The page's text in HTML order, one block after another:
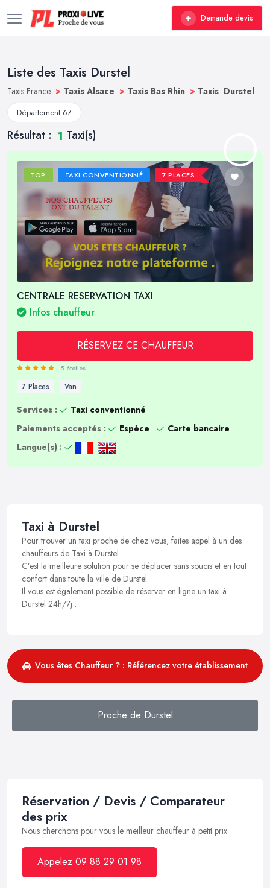
Demande devis
Liste des Taxis Durstel
Taxis France > Taxis Alsace > Taxis Bas Rhin > Taxis Durstel
Département 67
Résultat : 1 Taxi(s)
TOP TAXI CONVENTIONNÉ 7 PLACES
CENTRALE RESERVATION TAXI
Infos chauffeur
RÉSERVEZ CE CHAUFFEUR
5 étoiles
7 Places Van
Services :
Taxi conventionné
Paiements acceptés :
Espèce
Carte bancaire
Langue(s) :
Taxi à Durstel
Pour trouver un taxi proche de chez vous, faites appel à un des
chauffeurs de Taxi à Durstel .
C’est la meilleure solution pour se déplacer sans soucis et en tout
confort dans toute la ville de Durstel.
Il vous est également possible de réserver en ligne un taxi à
Durstel 24h/7j .
Vous êtes Chauffeur ? : Référencez votre établissement
Proche de Durstel
Réservation / Devis / Comparateur
des prix
Nous cherchons pour vous le meilleur chauffeur à petit prix
Appelez 09 88 29 01 98